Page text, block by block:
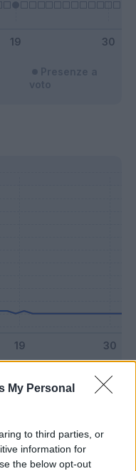
My Personal
to third parties, or
information for
the below opt-out
6 - 15